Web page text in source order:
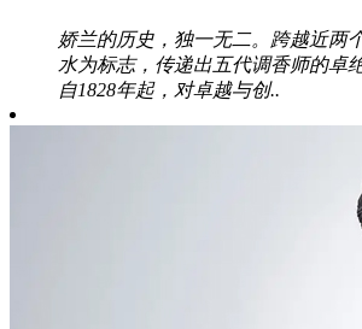
娇兰的历史，独一无二。跨越近两
水为标志，传递出五代调香师的卓
自1828年起，对卓越与创..